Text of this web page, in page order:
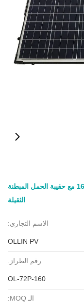
الألواح الشمسية قابلة للطي الكريستالية 160W مع حقيبة الحمل المبطنة
الثقيلة
الاسم التجاري:
OLLIN PV
رقم الطراز:
OL-72P-160
الـ MOQ: